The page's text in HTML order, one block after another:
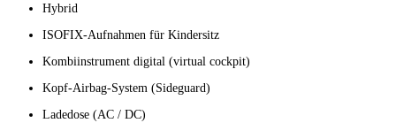
Hybrid
ISOFIX-Aufnahmen für Kindersitz
Kombiinstrument digital (virtual cockpit)
Kopf-Airbag-System (Sideguard)
Ladedose (AC / DC)